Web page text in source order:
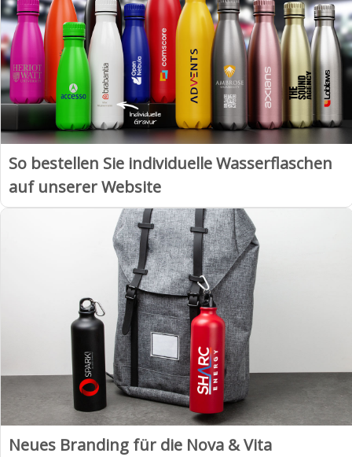
So bestellen Sie individuelle Wasserflaschen
auf unserer Website
Neues Branding für die Nova & Vita